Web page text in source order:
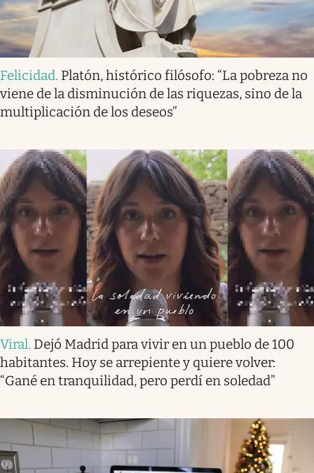
Felicidad. Platón, histórico filósofo: “La pobreza no
viene de la disminución de las riquezas, sino de la
multiplicación de los deseos”
Viral. Dejó Madrid para vivir en un pueblo de 100
habitantes. Hoy se arrepiente y quiere volver:
“Gané en tranquilidad, pero perdí en soledad”